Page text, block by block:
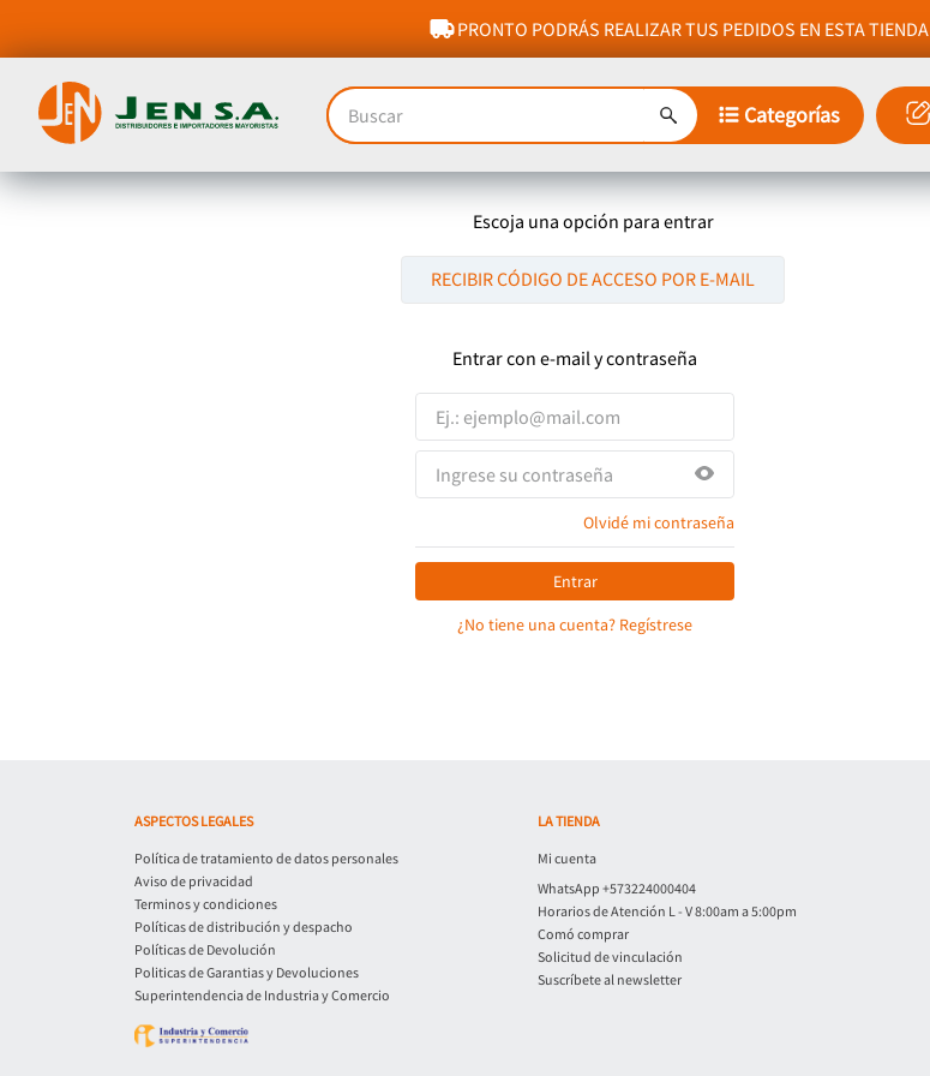
PRONTO PODRÁS REALIZAR TUS PEDIDOS EN ESTA TIENDA
Buscar
Categorías
Escoja una opción para entrar
RECIBIR CÓDIGO DE ACCESO POR E-MAIL
Entrar con e-mail y contraseña
Olvidé mi contraseña
Entrar
¿No tiene una cuenta? Regístrese
ASPECTOS LEGALES
Política de tratamiento de datos personales
Aviso de privacidad
Terminos y condiciones
Políticas de distribución y despacho
Políticas de Devolución
Politicas de Garantias y Devoluciones
Superintendencia de Industria y Comercio
LA TIENDA
Mi cuenta
WhatsApp +573224000404
Horarios de Atención L - V 8:00am a 5:00pm
Comó comprar
Solicitud de vinculación
Suscríbete al newsletter